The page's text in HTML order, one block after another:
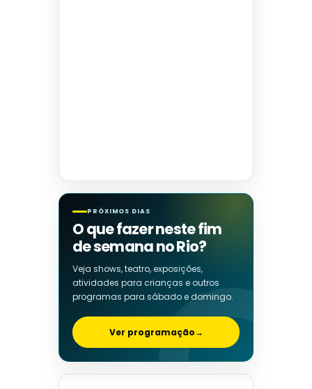
PRÓXIMOS DIAS
O que fazer neste fim
de semana no Rio?
Veja shows, teatro, exposições,
atividades para crianças e outros
programas para sábado e domingo.
Ver programação→